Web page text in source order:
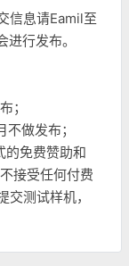
信息请Eamil至
进行发布。
；
做发布；
的免费赞助和
接受任何付费
测试样机，